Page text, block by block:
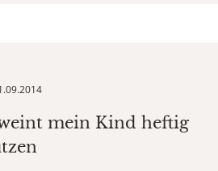
mein Kind heftig